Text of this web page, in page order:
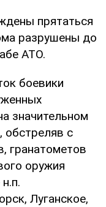
прятаться
разрушены до
АТО.
боевики
значительном
обстреляв с
гранатометов
оружия
Луганское,